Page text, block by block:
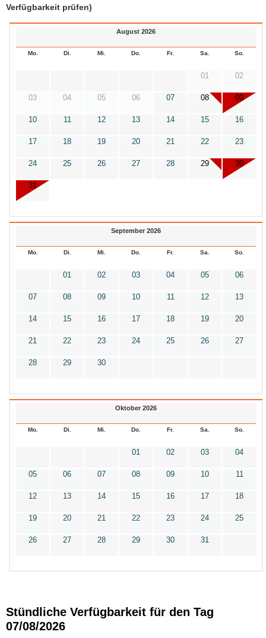
Verfügbarkeit prüfen)
August 2026
Mo. Di. Mi. Do. Fr. Sa. So.
01 02
03 04 05 06 07 08 09
10 11 12 13 14 15 16
17 18 19 20 21 22 23
24 25 26 27 28 29 30
31
September 2026
Mo. Di. Mi. Do. Fr. Sa. So.
01 02 03 04 05 06
07 08 09 10 11 12 13
14 15 16 17 18 19 20
21 22 23 24 25 26 27
28 29 30
Oktober 2026
Mo. Di. Mi. Do. Fr. Sa. So.
01 02 03 04
05 06 07 08 09 10 11
12 13 14 15 16 17 18
19 20 21 22 23 24 25
26 27 28 29 30 31
Stündliche Verfügbarkeit für den Tag
07/08/2026